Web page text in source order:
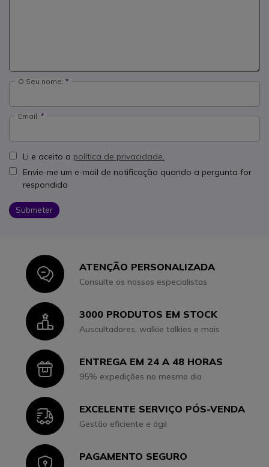
O Seu nome:
Email:
Li e aceito a política de privacidade.
Envie-me um e-mail de notificação quando a pergunta for
respondida
Submeter
IconATENÇÃO PERSONALIZADA
Consulte os nossos especialistas
Icon3000 PRODUTOS EM STOCK
Auscultadores, walkie talkies e mais
IconENTREGA EM 24 A 48 HORAS
95% expedições no mesmo dia
IconEXCELENTE SERVIÇO PÓS-VENDA
Gestão eficiente e ágil
IconPAGAMENTO SEGURO